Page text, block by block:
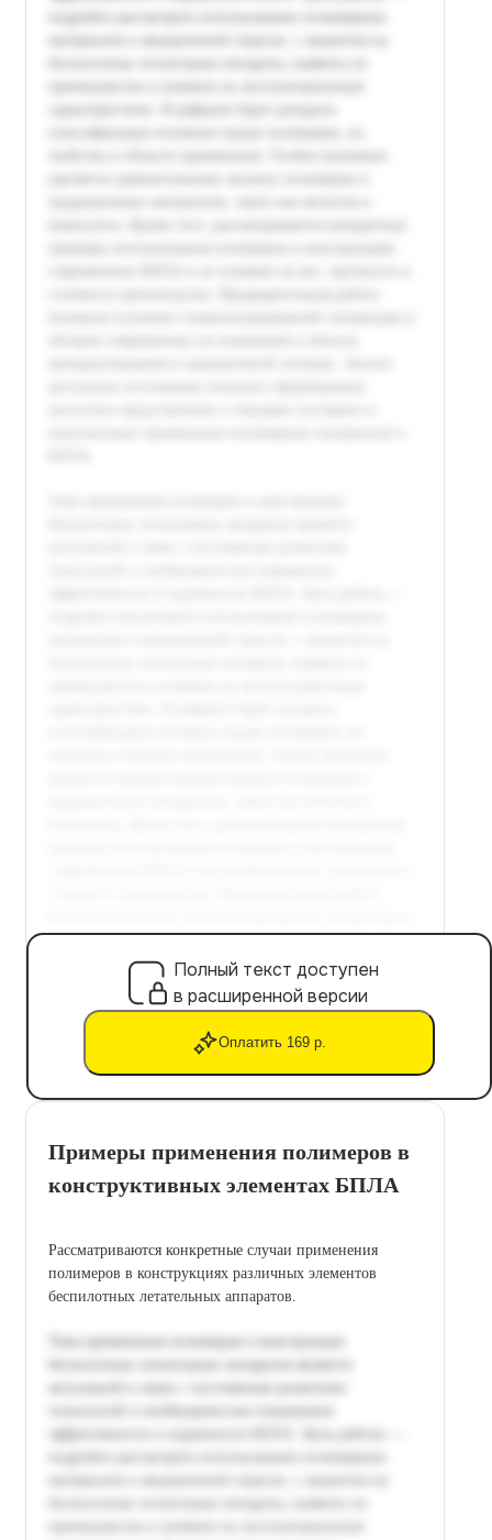
Полный текст доступен
в расширенной версии
Оплатить 169 р.
Примеры применения полимеров в
конструктивных элементах БПЛА
Рассматриваются конкретные случаи применения
полимеров в конструкциях различных элементов
беспилотных летательных аппаратов.